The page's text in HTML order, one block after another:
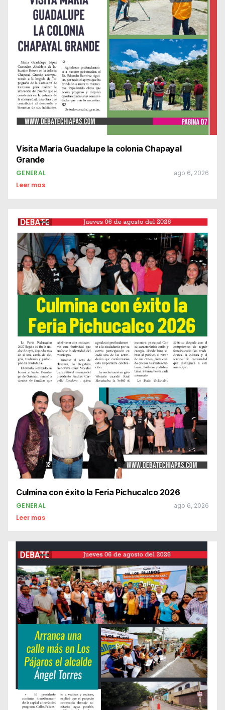
Visita María Guadalupe la colonia Chapayal
Grande
GENERAL ago 6, 2026
Leer mas
Culmina con éxito la Feria Pichucalco 2026
GENERAL ago 6, 2026
Leer mas